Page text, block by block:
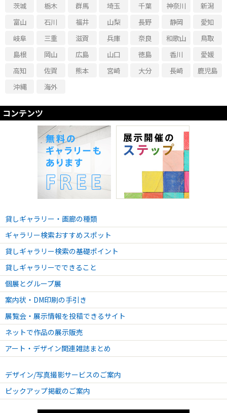
2018.02.27 - 2018.03.04
アトリエ・サルバドールの冒険2018
2018.01.23 - 2018.01.28
生の芸術・東京都武蔵野市で活動する障がいのある方専門の絵画造形教室の展
2018.02.06 - 2018.02.11
2018.01.30 - 2018.02.04
KAKO MORITA展2018「Painting」
2017.11.28 - 2017.12.03
Ring of Arts 2017 想像そして創造へ
2017.12.05 - 2017.12.10
ART IS LONG2018Rina&Freiends
2017.12.12 - 2017.11.26
2017.11.21 - 2017.11.26
版画家 真名垣クミコ展2017「Black & White」
2017.11.14 - 2017.11.19
Oilpastel& Crafters 2017「100と象」展
茨城
栃木 群馬 埼玉 千葉 神奈川
新潟
富山
石川 福井 山梨 長野 静岡
愛知
岐阜
三重 滋賀 兵庫 奈良 和歌山
鳥取
島根
岡山 広島 山口 徳島 香川
愛媛
高知
佐賀 熊本 宮崎 大分 長崎
鹿児島
沖縄
海外
コンテンツ
貸しギャラリー・画廊の種類
ギャラリー検索おすすめスポット
貸しギャラリー検索の基礎ポイント
貸しギャラリーでできること
個展とグループ展
案内状・DM印刷の手引き
展覧会・展示情報を投稿できるサイト
ネットで作品の展示販売
アート・デザイン関連雑誌まとめ
デザイン/写真撮影サービスのご案内
ピックアップ掲載のご案内